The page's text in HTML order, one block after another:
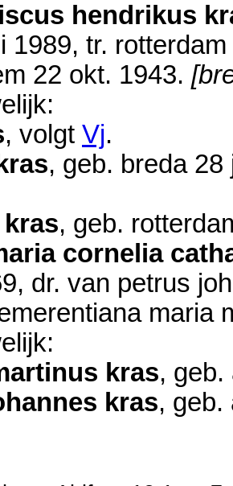
hendrikus
1989, tr. rotterdam
22 okt. 1943.
, volgt Vj.
, geb. breda 28
, geb.
cornelia
, dr. van petrus
maria
kras,
kras,